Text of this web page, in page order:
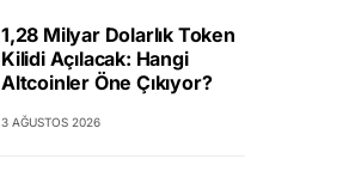
1,28 Milyar Dolarlık Token
Kilidi Açılacak: Hangi
Altcoinler Öne Çıkıyor?
3 AĞUSTOS 2026